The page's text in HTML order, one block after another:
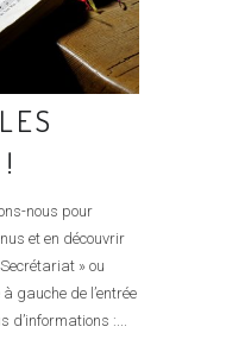
nous pour
et en découvrir
» ou
gauche de l’entrée
:...